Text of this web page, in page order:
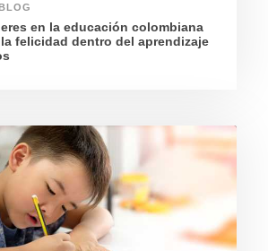
en la educación colombiana
felicidad dentro del aprendizaje